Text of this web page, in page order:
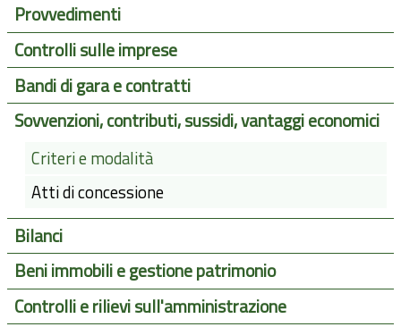
Provvedimenti
Controlli sulle imprese
Bandi di gara e contratti
Sovvenzioni, contributi, sussidi, vantaggi economici
Criteri e modalità
Atti di concessione
Bilanci
Beni immobili e gestione patrimonio
Controlli e rilievi sull'amministrazione